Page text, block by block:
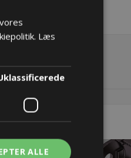
Læs
ALLE